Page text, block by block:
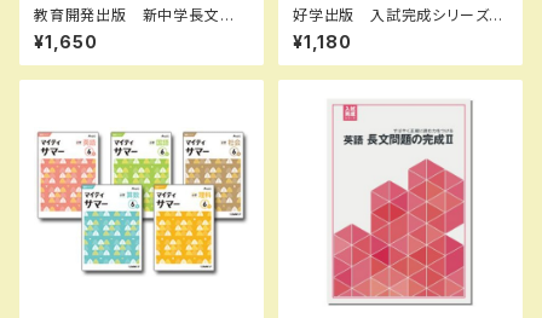
教育開発出版 新中学長文問
題集 2026年度版 新品
¥1,650
好学出版 入試完成シリーズ
国語 記述問題の解き方 202
6年度版 新品完全セット ISB
N：B0D3B6KZGL ISBN-10：
08960
¥1,180